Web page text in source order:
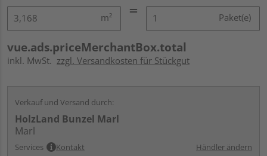
m² Paket(e)
vue.ads.priceMerchantBox.total
inkl. MwSt. zzgl. Versandkosten für Stückgut
Verkauf und Versand durch:
HolzLand Bunzel Marl
Marl
Services Kontakt Händler ändern